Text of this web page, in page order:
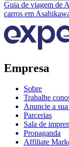
Guia de viagem de
carros em
Empresa
Sobre
Trabalhe
Anuncie a
Parcerias
Sala de
Propaganda
Affiliate